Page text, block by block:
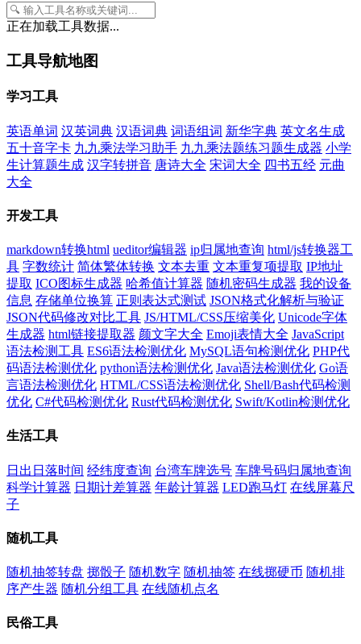
正在加载工具数据...
工具导航地图
学习工具
英语单词 汉英词典 汉语词典 词语组词 新华字典 英文名生成
五十音字卡 九九乘法学习助手 九九乘法题练习题生成器 小学
生计算题生成 汉字转拼音 唐诗大全 宋词大全 四书五经 元曲
大全
开发工具
markdown转换html ueditor编辑器 ip归属地查询 html/js转换器工
具 字数统计 简体繁体转换 文本去重 文本重复项提取 IP地址
提取 ICO图标生成器 哈希值计算器 随机密码生成器 我的设备
信息 存储单位换算 正则表达式测试 JSON格式化解析与验证
JSON代码修改对比工具 JS/HTML/CSS压缩美化 Unicode字体
生成器 html链接提取器 颜文字大全 Emoji表情大全 JavaScript
语法检测工具 ES6语法检测优化 MySQL语句检测优化 PHP代
码语法检测优化 python语法检测优化 Java语法检测优化 Go语
言语法检测优化 HTML/CSS语法检测优化 Shell/Bash代码检测
优化 C#代码检测优化 Rust代码检测优化 Swift/Kotlin检测优化
生活工具
日出日落时间 经纬度查询 台湾车牌选号 车牌号码归属地查询
科学计算器 日期计差算器 年龄计算器 LED跑马灯 在线屏幕尺
子
随机工具
随机抽签转盘 掷骰子 随机数字 随机抽签 在线掷硬币 随机排
序产生器 随机分组工具 在线随机点名
民俗工具